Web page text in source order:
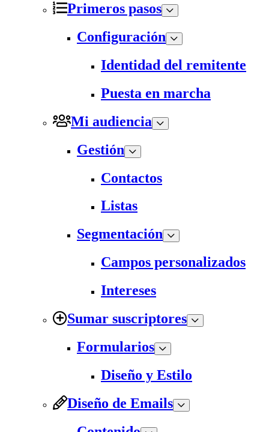
Primeros pasos
Configuración
Identidad del remitente
Puesta en marcha
Mi audiencia
Gestión
Contactos
Listas
Segmentación
Campos personalizados
Intereses
Sumar suscriptores
Formularios
Diseño y Estilo
Diseño de Emails